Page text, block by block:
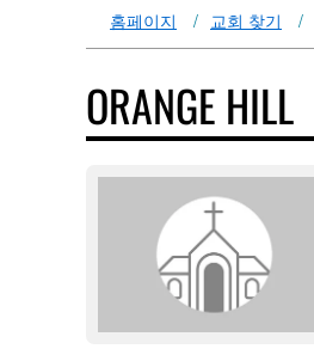
홈페이지 교회 찾기
ORANGE HILL